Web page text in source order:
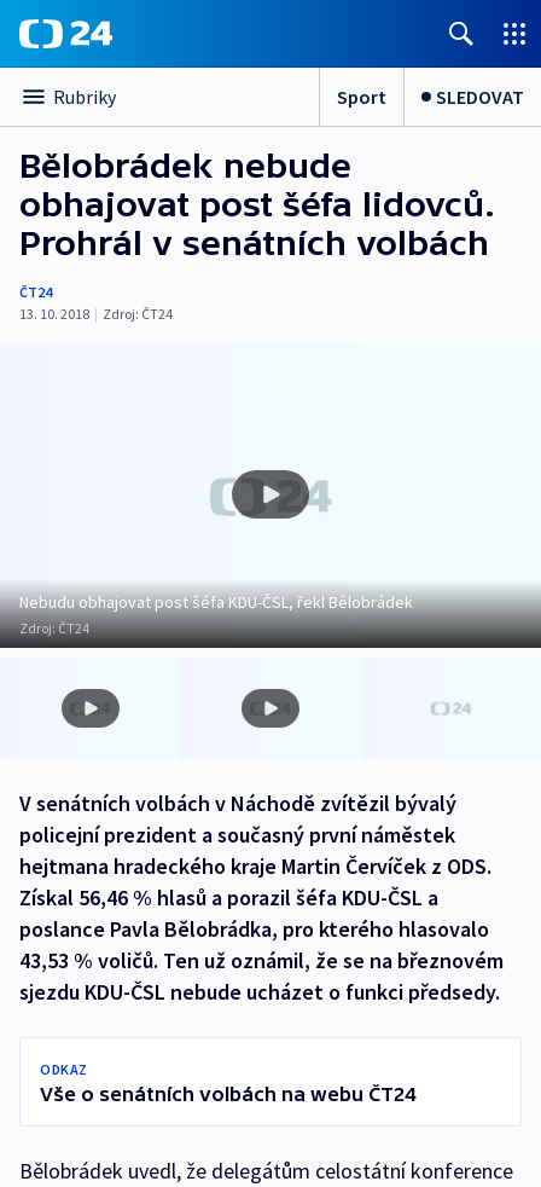
Rubriky Sport SLEDOVAT
Bělobrádek nebude
obhajovat post šéfa lidovců.
Prohrál v senátních volbách
ČT24
13. 10. 2018 | Zdroj: ČT24
Nebudu obhajovat post šéfa KDU-ČSL, řekl Bělobrádek
Zdroj:ČT24
V senátních volbách v Náchodě zvítězil bývalý
policejní prezident a současný první náměstek
hejtmana hradeckého kraje Martin Červíček z ODS.
Získal 56,46 % hlasů a porazil šéfa KDU-ČSL a
poslance Pavla Bělobrádka, pro kterého hlasovalo
43,53 % voličů. Ten už oznámil, že se na březnovém
sjezdu KDU-ČSL nebude ucházet o funkci předsedy.
ODKAZ
Vše o senátních volbách na webu ČT24
Bělobrádek uvedl, že delegátům celostátní konference